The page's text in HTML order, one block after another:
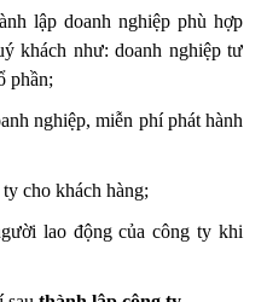
lập doanh nghiệp phù hợp
khách như: doanh nghiệp tư
phần;
nghiệp, miễn phí phát hành
cho khách hàng;
lao động của công ty khi